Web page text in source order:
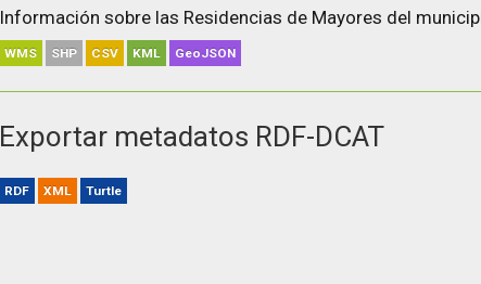
Información sobre las Residencias de Mayores del
WMS SHP CSV KML GeoJSON
Exportar metadatos RDF-DCAT
RDF XML Turtle